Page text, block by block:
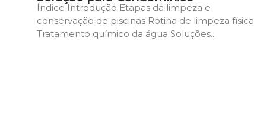
Índice Introdução Etapas da limpeza e
conservação de piscinas Rotina de limpeza física
Tratamento químico da água Soluções...